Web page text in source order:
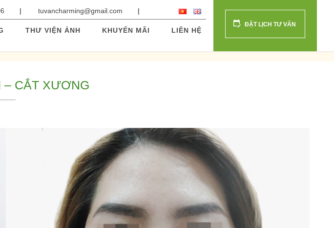
tuvancharming@gmail.com
THƯ VIỆN ẢNH KHUYẾN MÃI LIÊN HỆ
ĐẶT LỊCH TƯ VẤN
– CẮT XƯƠNG